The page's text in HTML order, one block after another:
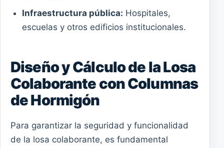
Infraestructura pública: Hospitales,
escuelas y otros edificios institucionales.
Diseño y Cálculo de la Losa
Colaborante con Columnas
de Hormigón
Para garantizar la seguridad y funcionalidad
de la losa colaborante, es fundamental